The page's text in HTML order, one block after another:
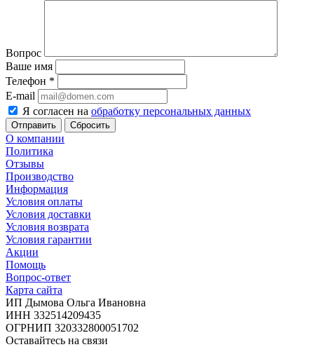
Вопрос
Ваше имя
Телефон *
E-mail
Я согласен на обработку персональных данных
Сбросить
О компании
Политика
Отзывы
Производство
Информация
Условия оплаты
Условия доставки
Условия возврата
Условия гарантии
Акции
Помощь
Вопрос-ответ
Карта сайта
ИП Дымова Ольга Ивановна
ИНН 332514209435
ОГРНИП 320332800051702
Оставайтесь на связи